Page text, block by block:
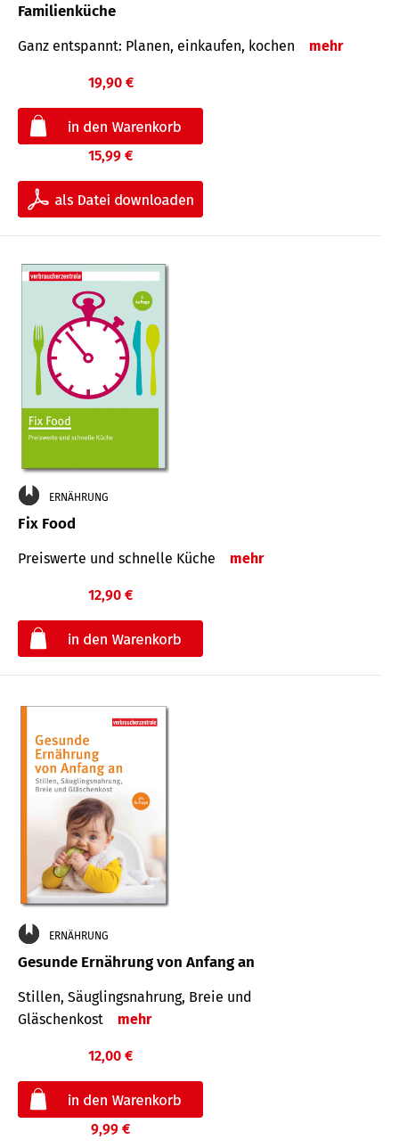
Familienküche
Ganz entspannt: Planen, einkaufen, kochen mehr
19,90 €
15,99 €
ERNÄHRUNG
Fix Food
Preiswerte und schnelle Küche mehr
12,90 €
ERNÄHRUNG
Gesunde Ernährung von Anfang an
Stillen, Säuglingsnahrung, Breie und
Gläschenkost
mehr
12,00 €
9,99 €